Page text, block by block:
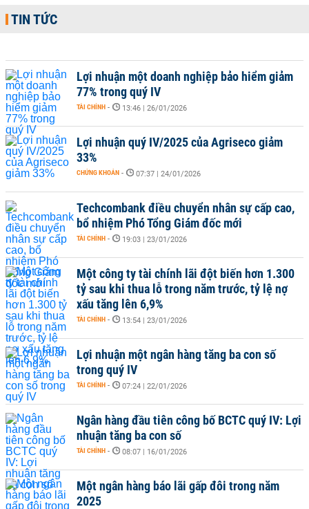
TIN TỨC
Lợi nhuận một doanh nghiệp bảo hiểm giảm
77% trong quý IV
TÀI CHÍNH - 13:46 | 26/01/2026
Lợi nhuận quý IV/2025 của Agriseco giảm
33%
CHỨNG KHOÁN - 07:37 | 24/01/2026
Techcombank điều chuyển nhân sự cấp cao,
bổ nhiệm Phó Tổng Giám đốc mới
TÀI CHÍNH - 19:03 | 23/01/2026
Một công ty tài chính lãi đột biến hơn 1.300
tỷ sau khi thua lỗ trong năm trước, tỷ lệ nợ
xấu tăng lên 6,9%
TÀI CHÍNH - 13:54 | 23/01/2026
Lợi nhuận một ngân hàng tăng ba con số
trong quý IV
TÀI CHÍNH - 07:24 | 22/01/2026
Ngân hàng đầu tiên công bố BCTC quý IV: Lợi
nhuận tăng ba con số
TÀI CHÍNH - 08:07 | 16/01/2026
Một ngân hàng báo lãi gấp đôi trong năm
2025